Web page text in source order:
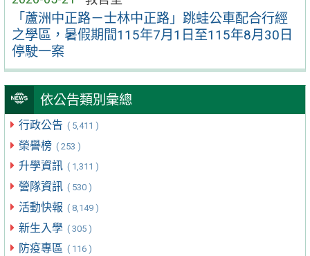
「蘆洲中正路－士林中正路」跳蛙公車配合行經
之學區，暑假期間115年7月1日至115年8月30日
停駛一案
依公告類別彙總
行政公告 ( 5,411 )
榮譽榜 ( 253 )
升學資訊 ( 1,311 )
營隊資訊 ( 530 )
活動快報 ( 8,149 )
新生入學 ( 305 )
防疫專區 ( 116 )